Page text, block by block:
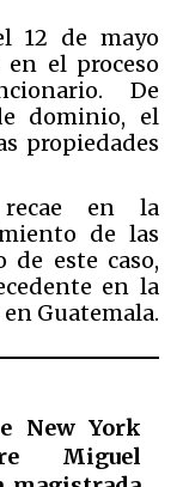
12 de mayo
el proceso
De
dominio, el
propiedades
recae en la
de las
de este caso,
en la
Guatemala.
New York
Miguel